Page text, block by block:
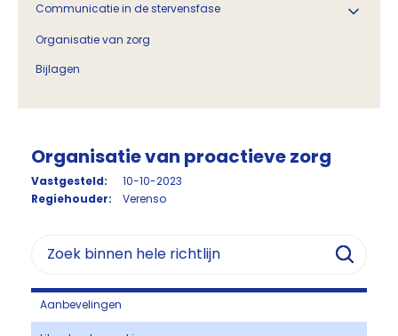
Communicatie in de stervensfase
Organisatie van zorg
Bijlagen
Organisatie van proactieve zorg
Vastgesteld:
10-10-2023
Regiehouder:
Verenso
Aanbevelingen